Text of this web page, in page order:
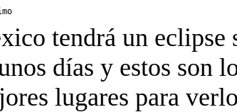
tendrá un eclipse
días y estos son
lugares para verlo